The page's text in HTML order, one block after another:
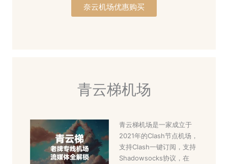
奈云机场优惠购买
青云梯机场
青云梯机场是一家成立于
2021年的Clash节点机场，
支持Clash一键订阅，支持
Shadowsocks协议，在